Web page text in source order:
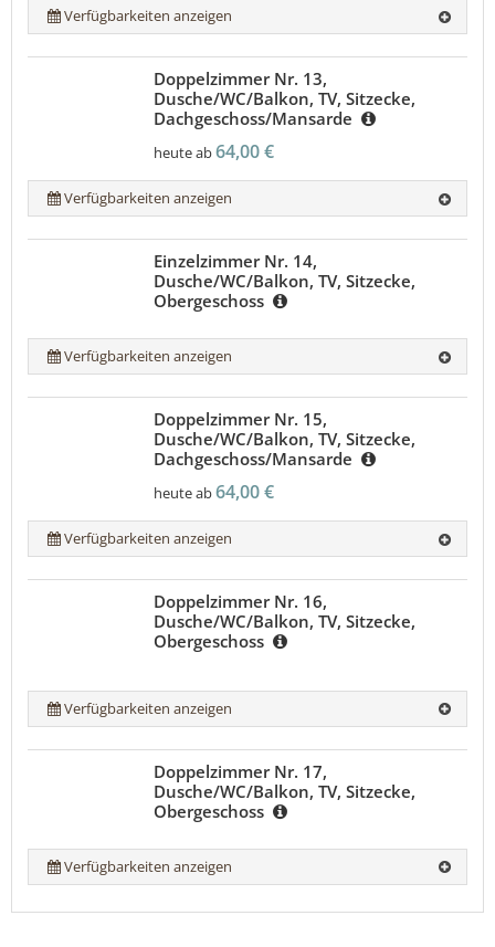
Verfügbarkeiten anzeigen
Doppelzimmer Nr. 13,
Dusche/WC/Balkon, TV, Sitzecke,
Dachgeschoss/Mansarde
heute ab64,00 €
Verfügbarkeiten anzeigen
Einzelzimmer Nr. 14,
Dusche/WC/Balkon, TV, Sitzecke,
Obergeschoss
Verfügbarkeiten anzeigen
Doppelzimmer Nr. 15,
Dusche/WC/Balkon, TV, Sitzecke,
Dachgeschoss/Mansarde
heute ab64,00 €
Verfügbarkeiten anzeigen
Doppelzimmer Nr. 16,
Dusche/WC/Balkon, TV, Sitzecke,
Obergeschoss
Verfügbarkeiten anzeigen
Doppelzimmer Nr. 17,
Dusche/WC/Balkon, TV, Sitzecke,
Obergeschoss
Verfügbarkeiten anzeigen